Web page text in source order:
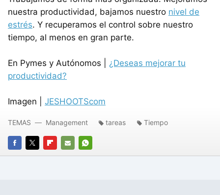
nuestra productividad, bajamos nuestro nivel de
estrés. Y recuperamos el control sobre nuestro
tiempo, al menos en gran parte.
En Pymes y Autónomos | ¿Deseas mejorar tu
productividad?
Imagen | JESHOOTScom
FACEBOOK
TWITTERFLIPBOARD
E-
WHATSAPP
TEMAS Management tareas Tiempo